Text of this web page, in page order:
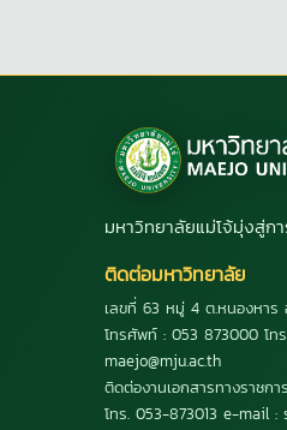
มหาวิทยาลัยแม่โจ้มุ่งสู่ก
ติดต่อมหาวิทยาลัย
เลขที่ 63 หมู่ 4 ต.หนองหาร
โทรศัพท์ : 053 873000 โท
maejo@mju.ac.th
ติดต่องานเอกสารทางราชก
โทร. 053-873013 e-mail :